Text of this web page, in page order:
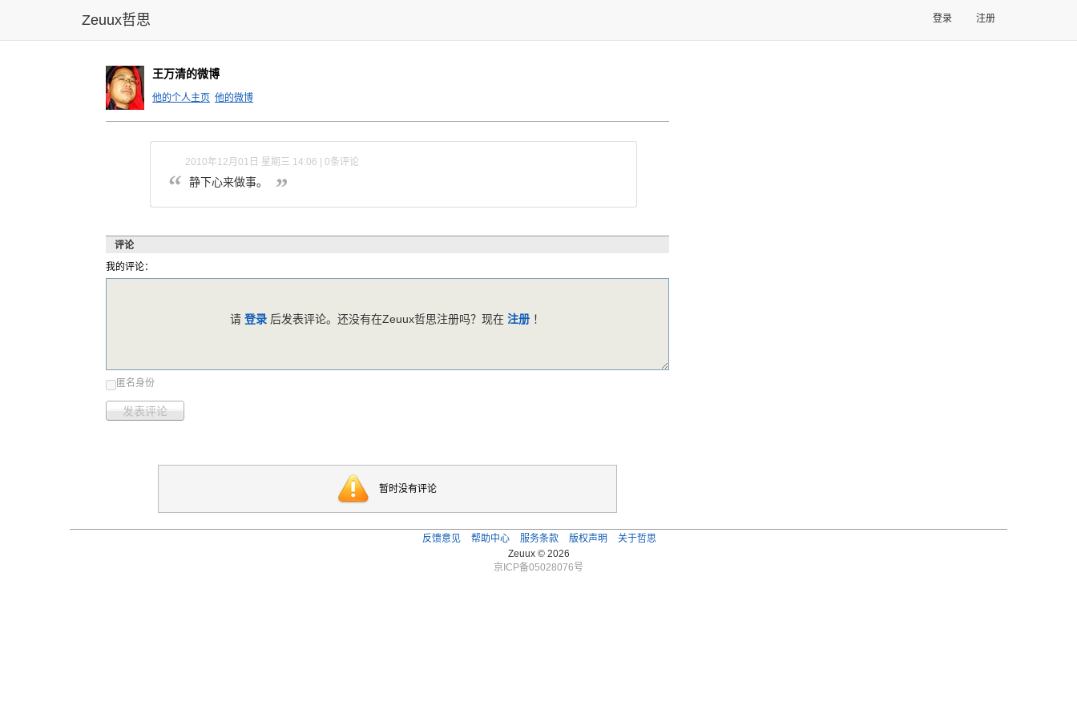
Zeuux哲思 登录 注册
王万清的微博
他的个人主页 他的微博
2010年12月01日 星期三 14:06 | 0条评论
静下心来做事。
评论
我的评论：
匿名身份
发表评论
请登录 后发表评论。还没有在Zeuux哲思注册吗？现在注册 ！
暂时没有评论
反馈意见 帮助中心 服务条款 版权声明
关于哲思
Zeuux © 2026
京ICP备05028076号